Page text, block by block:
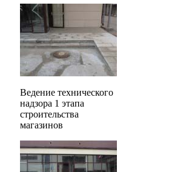
Ведение технического
надзора 1 этапа
строительства
магазинов